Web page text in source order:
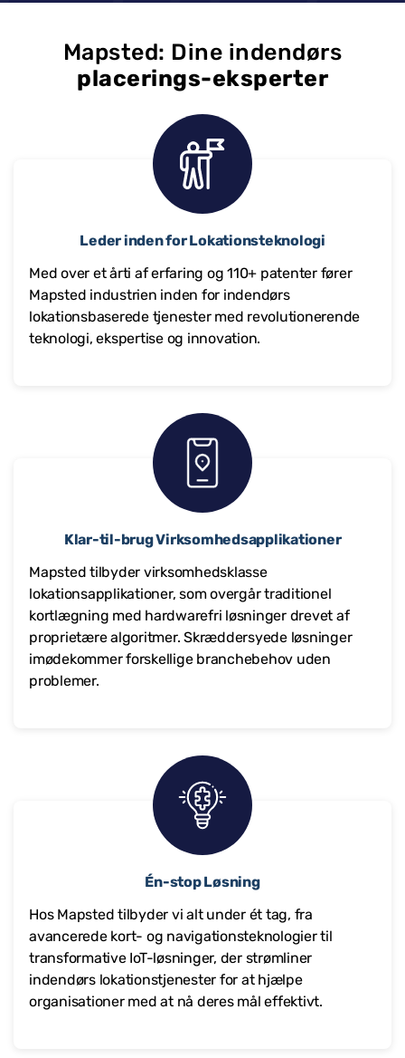
Mapsted: Dine indendørs
placerings-eksperter
Leder inden for Lokationsteknologi
Med over et årti af erfaring og 110+ patenter fører
Mapsted industrien inden for indendørs
lokationsbaserede tjenester med revolutionerende
teknologi, ekspertise og innovation.
Klar-til-brug Virksomhedsapplikationer
Mapsted tilbyder virksomhedsklasse
lokationsapplikationer, som overgår traditionel
kortlægning med hardwarefri løsninger drevet af
proprietære algoritmer. Skræddersyede løsninger
imødekommer forskellige branchebehov uden
problemer.
Én-stop Løsning
Hos Mapsted tilbyder vi alt under ét tag, fra
avancerede kort- og navigationsteknologier til
transformative IoT-løsninger, der strømliner
indendørs lokationstjenester for at hjælpe
organisationer med at nå deres mål effektivt.